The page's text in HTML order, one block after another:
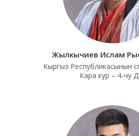
Жылкычиев Ислам
Кыргыз Республикасынын
Кара кур – 4-чу